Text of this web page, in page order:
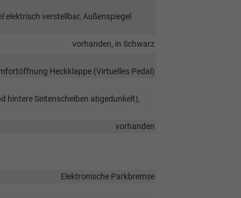
elektrisch verstellbar, Außenspiegel
vorhanden, in Schwarz
Heckklappe (Virtuelles Pedal)
hintere Seitenscheiben abgedunkelt),
vorhanden
Elektronische Parkbremse